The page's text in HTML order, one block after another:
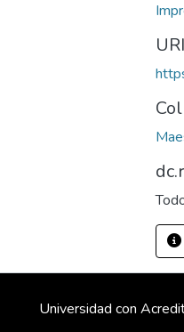
URI
Universidad con